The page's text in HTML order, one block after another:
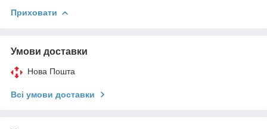
Приховати
Умови доставки
Нова Пошта
Всі умови доставки